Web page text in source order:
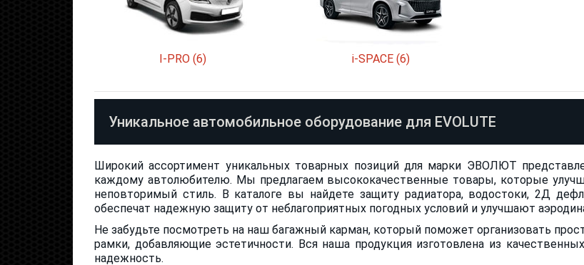
I-PRO (6) i-SPACE (6)
Уникальное автомобильное оборудование для EVOLUTE
Широкий ассортимент уникальных товарных позиций для марки ЭВОЛЮТ
каждому автолюбителю. Мы предлагаем высококачественные товары, которые
неповторимый стиль. В каталоге вы найдете защиту радиатора, водостоки, 2Д
обеспечат надежную защиту от неблагоприятных погодных условий и улучшают
Не забудьте посмотреть на наш багажный карман, который поможет организовать
рамки, добавляющие эстетичности. Вся наша продукция изготовлена из
надежность.